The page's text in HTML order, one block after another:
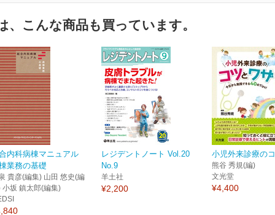
、こんな商品も買っています。
内科病棟マニュアル
業務の基礎
貴彦(編集) 山田 悠史(編
小坂 鎮太郎(編集)
レジデントノート Vol.20
No.9
羊土社
¥2,200
小児外来診療の
熊谷 秀規(編)
文光堂
¥4,400